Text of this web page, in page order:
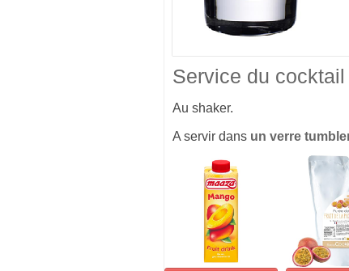
Service du cocktail
Au shaker.
A servir dans un verre